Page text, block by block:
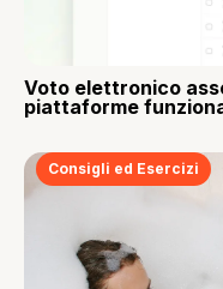
Voto elettronico
piattaforme
Consigli ed Esercizi